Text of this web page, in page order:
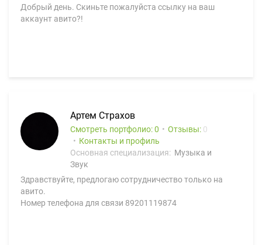
Добрый день. Скиньте пожалуйста ссылку на ваш
аккаунт авито?!
Артем Страхов
Смотреть портфолио: 0 Отзывы: 0
Контакты и профиль
Основная специализация: Музыка и
Звук
Здравствуйте, предлогаю сотрудничество только на
авито.
Номер телефона для связи 89201119874